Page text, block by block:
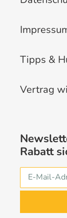
Tipps &
Vertrag
Rabatt